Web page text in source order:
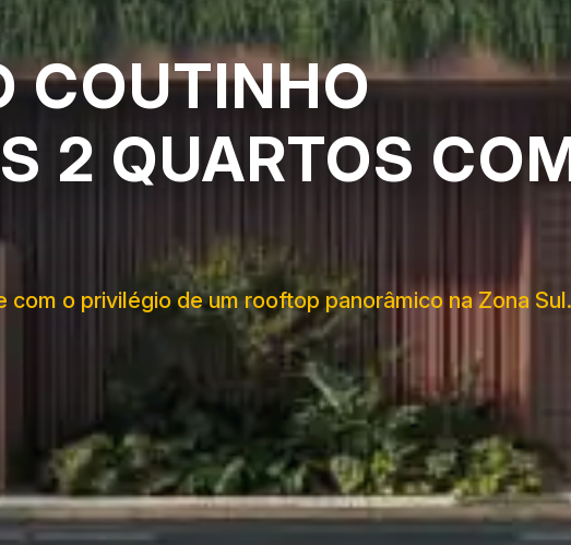
COUTINHO
2 QUARTOS
o privilégio de um rooftop panorâmico na Zona Sul.